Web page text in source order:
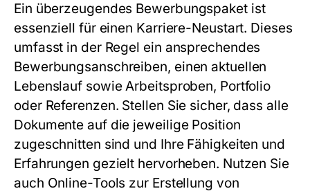
Ein überzeugendes Bewerbungspaket ist
essenziell für einen Karriere-Neustart. Dieses
umfasst in der Regel ein ansprechendes
Bewerbungsanschreiben, einen aktuellen
Lebenslauf sowie Arbeitsproben, Portfolio
oder Referenzen. Stellen Sie sicher, dass alle
Dokumente auf die jeweilige Position
zugeschnitten sind und Ihre Fähigkeiten und
Erfahrungen gezielt hervorheben. Nutzen Sie
auch Online-Tools zur Erstellung von